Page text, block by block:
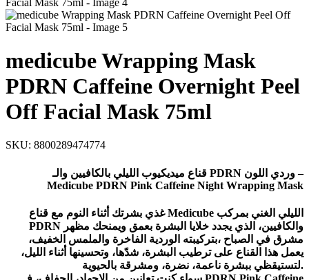
medicube Wrapping Mask
PDRN Caffeine Overnight Peel
Off Facial Mask 75ml
SKU: 8800289474774
قناع ميديكيوب الليلي بالكافيين والـ PDRN وردي اللون –
Medicube PDRN Pink Caffeine Night Wrapping Mask
غذي بشرتك أثناء النوم مع قناع Medicube الليلي الغني بمركب
PDRN والكافيين، الذي يجدد خلايا البشرة بعمق ويمنحك مظهر
مشرق في الصباح ،بتركيبته الوردية الفاخرة والملمس الخفيف،
يعمل هذا القناع على ترطيب البشرة، شدّها، وتحسينها أثناء الليل،
لتستيقظي ببشرة ناعمة، نضرة، ومشرقة بالحيوية.